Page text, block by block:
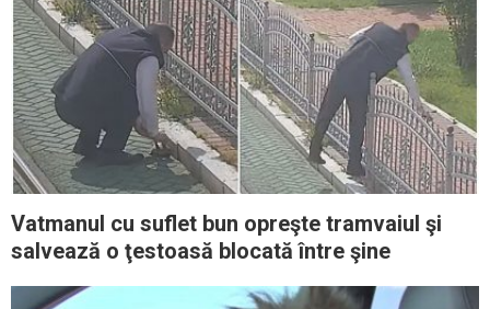
Vatmanul cu suflet bun opreşte tramvaiul şi
salvează o ţestoasă blocată între şine